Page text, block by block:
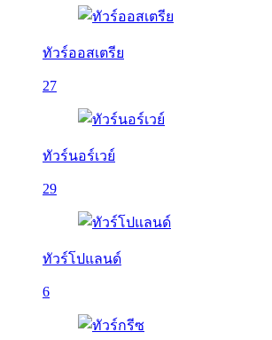
ทัวร์ออสเตรีย
27
ทัวร์นอร์เวย์
29
ทัวร์โปแลนด์
6